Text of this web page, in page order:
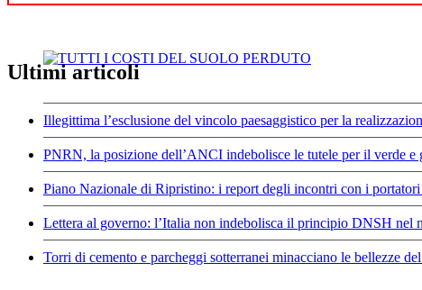
Ultimi articoli
Illegittima l’esclusione del vincolo paesaggistico per la
PNRN, la posizione dell’ANCI indebolisce le tutele per il verde e
Piano Nazionale di Ripristino: i report degli incontri con i portatori
Lettera al governo: l’Italia non indebolisca il principio DNSH nel
Torri di cemento e parcheggi sotterranei minacciano le bellezze